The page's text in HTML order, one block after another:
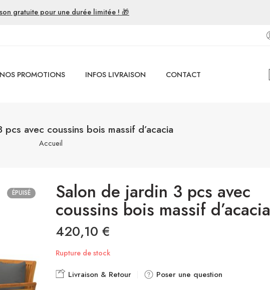
gratuite pour une durée limitée ! 🎁
NOS PROMOTIONS INFOS LIVRAISON CONTACT
avec coussins bois massif d’acacia
Accueil
ÉPUISÉ Salon de jardin 3 pcs avec
coussins bois massif d’acacia
420,10 €
Rupture de stock
Livraison & Retour
Poser une question